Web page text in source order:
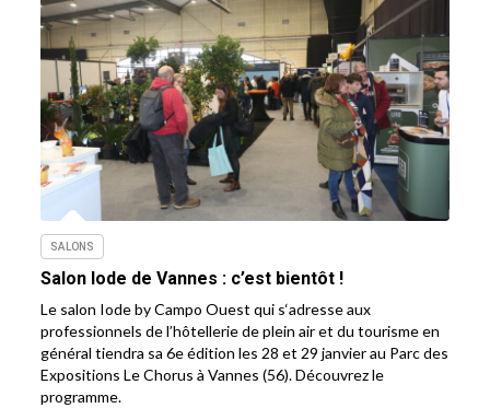
SALONS
Salon Iode de Vannes : c’est bientôt !
Le salon Iode by Campo Ouest qui s‘adresse aux
professionnels de l’hôtellerie de plein air et du tourisme en
général tiendra sa 6e édition les 28 et 29 janvier au Parc des
Expositions Le Chorus à Vannes (56). Découvrez le
programme.